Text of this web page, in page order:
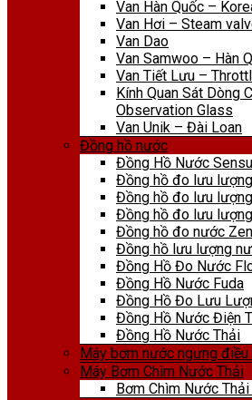
Van Hàn Quốc –
Van Hơi – Steam
Van Dao
Van Samwoo – Hàn
Van Tiết Lưu –
Kính Quan Sát Dòng
Observation Glass
Van Unik – Đài Loan
Đồng hồ nước
Đồng Hồ Nước
Đồng hồ đo lưu
Đồng hồ đo lưu
Đồng hồ đo lưu
Đồng hồ đo nước
Đồng hồ lưu lượng
Đồng Hồ Đo Nước
Đồng Hồ Nước Fuda
Đồng Hồ Đo Lưu
Đồng Hồ Nước Điện
Đồng Hồ Nước Thải
Máy bơm nước ngưng điều
Máy Bơm Chìm Nước Thải
Bơm Chìm Nước